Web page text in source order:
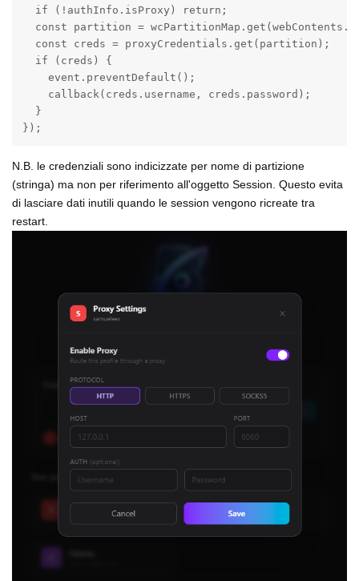
  if (!authInfo.isProxy) return;
const partition =
  const creds = proxyCredentials.get(partition);
  if (creds) {
    event.preventDefault();
    callback(creds.username, creds.password);
  }
});
N.B. le credenziali sono indicizzate per nome di partizione
(stringa) ma non per riferimento all'oggetto Session. Questo evita
di lasciare dati inutili quando le session vengono ricreate tra
restart.